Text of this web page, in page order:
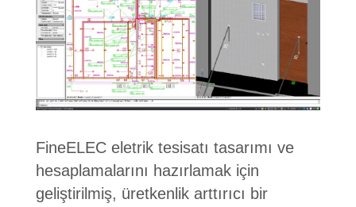
FineELEC eletrik tesisatı tasarımı ve
hesaplamalarını hazırlamak için
geliştirilmiş, üretkenlik arttırıcı bir